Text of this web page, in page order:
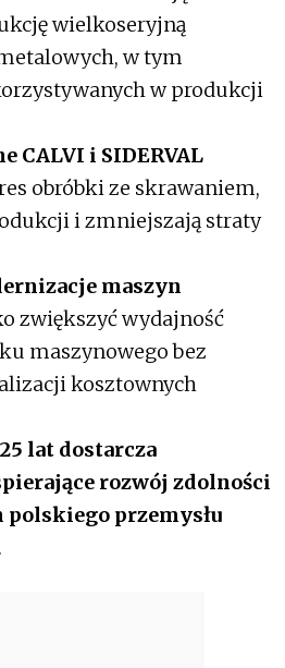
wielkoseryjną
w tym
w produkcji
CALVI i SIDERVAL
obróbki ze skrawaniem,
i zmniejszają straty
maszyn
zwiększyć wydajność
maszynowego bez
kosztownych
lat dostarcza
rozwój zdolności
przemysłu
.